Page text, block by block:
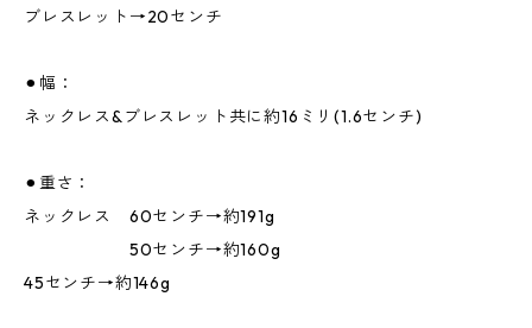
ブレスレット→20センチ
⚫︎幅：
ネックレス&ブレスレット共に約16ミリ(1.6センチ)
⚫︎重さ：
ネックレス 60センチ→約191g
50センチ→約160g
45センチ→約146g